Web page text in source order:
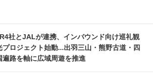
社とJALが連携、インバウンド向け巡礼観
プロジェクト始動...出羽三山・熊野古道・四
遍路を軸に広域周遊を推進